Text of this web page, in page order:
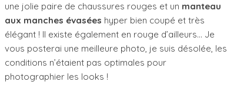
une jolie paire de chaussures rouges et un manteau
aux manches évasées hyper bien coupé et très
élégant ! Il existe également en rouge d’ailleurs… Je
vous posterai une meilleure photo, je suis désolée, les
conditions n’étaient pas optimales pour
photographier les looks !